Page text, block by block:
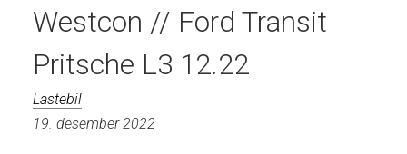
Westcon // Ford Transit
Pritsche L3 12.22
Lastebil
19. desember 2022